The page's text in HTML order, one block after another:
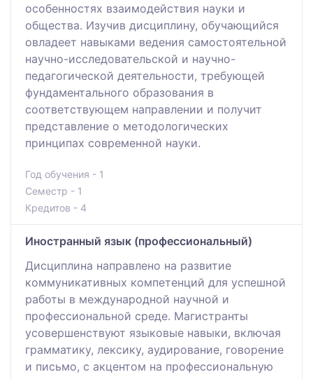
особенностях взаимодействия науки и
общества. Изучив дисциплину, обучающийся
овладеет навыками ведения самостоятельной
научно-исследовательской и научно-
педагогической деятельности, требующей
фундаментального образования в
соответствующем направлении и получит
представление о методологических
принципах современной науки.
Год обучения - 1
Семестр - 1
Кредитов - 4
Иностранный язык (профессиональный)
Дисциплина направлено на развитие
коммуникативных компетенций для успешной
работы в международной научной и
профессиональной среде. Магистранты
усовершенствуют языковые навыки, включая
грамматику, лексику, аудирование, говорение
и письмо, с акцентом на профессиональную